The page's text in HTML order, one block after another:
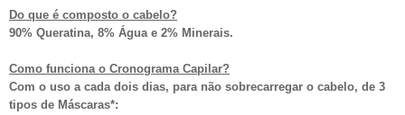
Do que é composto o cabelo?
90% Queratina, 8% Água e 2% Minerais.
Como funciona o Cronograma Capilar?
Com o uso a cada dois dias, para não sobrecarregar o cabelo, de 3
tipos de Máscaras*: